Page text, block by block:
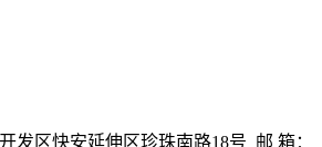
发区快安延伸区珍珠南路18号 邮 箱：